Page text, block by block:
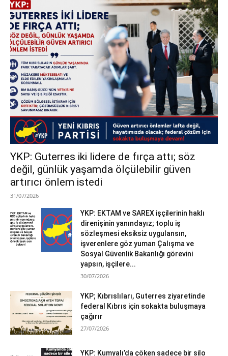
YKP: Guterres iki lidere de fırça attı; söz
değil, günlük yaşamda ölçülebilir güven
artırıcı önlem istedi
31/07/2026
YKP: EKTAM ve SAREX işçilerinin haklı
direnişinin yanındayız; toplu iş
sözleşmesi eksiksiz uygulansın,
işverenlere göz yuman Çalışma ve
Sosyal Güvenlik Bakanlığı görevini
yapsın, işçilere...
30/07/2026
YKP; Kıbrıslıları, Guterres ziyaretinde
federal Kıbrıs için sokakta buluşmaya
çağırır
27/07/2026
YKP: Kumyalı’da çöken sadece bir silo